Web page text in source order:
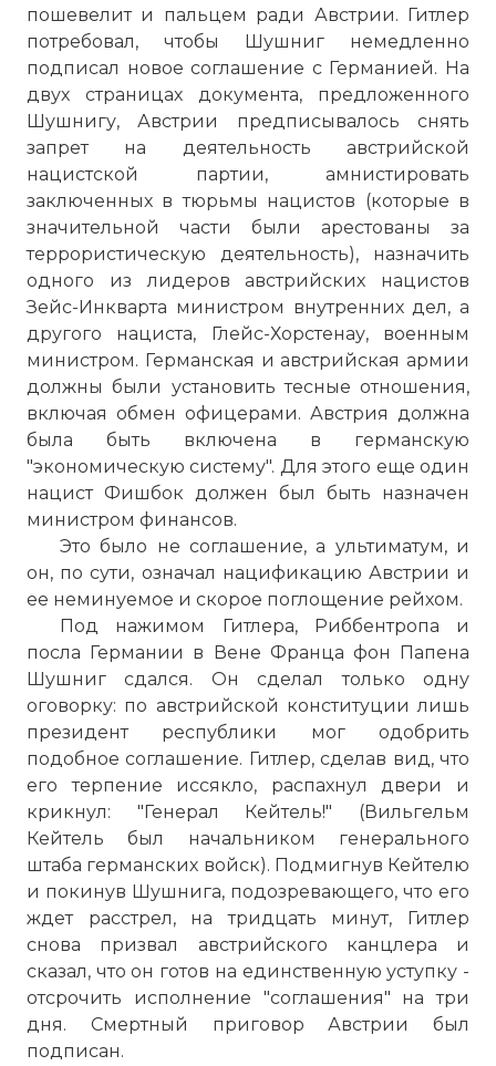
пошевелит и пальцем ради Австрии. Гитлер
потребовал, чтобы Шушниг немедленно
подписал новое соглашение с Германией. На
двух страницах документа, предложенного
Шушнигу, Австрии предписывалось снять
запрет на деятельность австрийской
нацистской партии, амнистировать
заключенных в тюрьмы нацистов (которые в
значительной части были арестованы за
террористическую деятельность), назначить
одного из лидеров австрийских нацистов
Зейс-Инкварта министром внутренних дел, а
другого нациста, Глейс-Хорстенау, военным
министром. Германская и австрийская армии
должны были установить тесные отношения,
включая обмен офицерами. Австрия должна
была быть включена в германскую
"экономическую систему". Для этого еще один
нацист Фишбок должен был быть назначен
министром финансов.
Это было не соглашение, а ультиматум, и
он, по сути, означал нацификацию Австрии и
ее неминуемое и скорое поглощение рейхом.
Под нажимом Гитлера, Риббентропа и
посла Германии в Вене Франца фон Папена
Шушниг сдался. Он сделал только одну
оговорку: по австрийской конституции лишь
президент республики мог одобрить
подобное соглашение. Гитлер, сделав вид, что
его терпение иссякло, распахнул двери и
крикнул: "Генерал Кейтель!" (Вильгельм
Кейтель был начальником генерального
штаба германских войск). Подмигнув Кейтелю
и покинув Шушнига, подозревающего, что его
ждет расстрел, на тридцать минут, Гитлер
снова призвал австрийского канцлера и
сказал, что он готов на единственную уступку -
отсрочить исполнение "соглашения" на три
дня. Смертный приговор Австрии был
подписан.